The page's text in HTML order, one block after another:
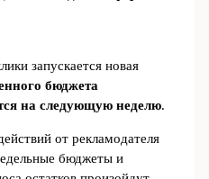
запускается новая
бюджета
на следующую неделю.
от рекламодателя
бюджеты и